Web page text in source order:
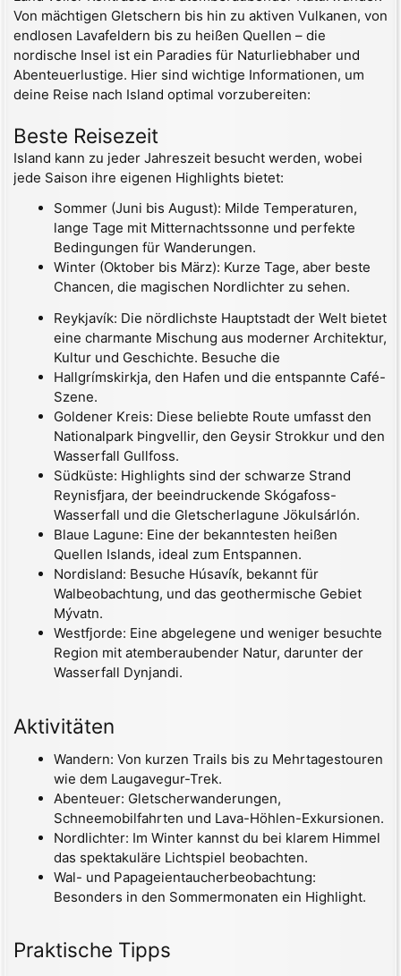
Von mächtigen Gletschern bis hin zu aktiven Vulkanen, von
endlosen Lavafeldern bis zu heißen Quellen – die
nordische Insel ist ein Paradies für Naturliebhaber und
Abenteuerlustige. Hier sind wichtige Informationen, um
deine Reise nach Island optimal vorzubereiten:
Beste Reisezeit
Island kann zu jeder Jahreszeit besucht werden, wobei
jede Saison ihre eigenen Highlights bietet:
Sommer (Juni bis August): Milde Temperaturen,
lange Tage mit Mitternachtssonne und perfekte
Bedingungen für Wanderungen.
Winter (Oktober bis März): Kurze Tage, aber beste
Chancen, die magischen Nordlichter zu sehen.
Reykjavík: Die nördlichste Hauptstadt der Welt bietet
eine charmante Mischung aus moderner Architektur,
Kultur und Geschichte. Besuche die
Hallgrímskirkja, den Hafen und die entspannte Café-
Szene.
Goldener Kreis: Diese beliebte Route umfasst den
Nationalpark Þingvellir, den Geysir Strokkur und den
Wasserfall Gullfoss.
Südküste: Highlights sind der schwarze Strand
Reynisfjara, der beeindruckende Skógafoss-
Wasserfall und die Gletscherlagune Jökulsárlón.
Blaue Lagune: Eine der bekanntesten heißen
Quellen Islands, ideal zum Entspannen.
Nordisland: Besuche Húsavík, bekannt für
Walbeobachtung, und das geothermische Gebiet
Mývatn.
Westfjorde: Eine abgelegene und weniger besuchte
Region mit atemberaubender Natur, darunter der
Wasserfall Dynjandi.
Aktivitäten
Wandern: Von kurzen Trails bis zu Mehrtagestouren
wie dem Laugavegur-Trek.
Abenteuer: Gletscherwanderungen,
Schneemobilfahrten und Lava-Höhlen-Exkursionen.
Nordlichter: Im Winter kannst du bei klarem Himmel
das spektakuläre Lichtspiel beobachten.
Wal- und Papageientaucherbeobachtung:
Besonders in den Sommermonaten ein Highlight.
Praktische Tipps